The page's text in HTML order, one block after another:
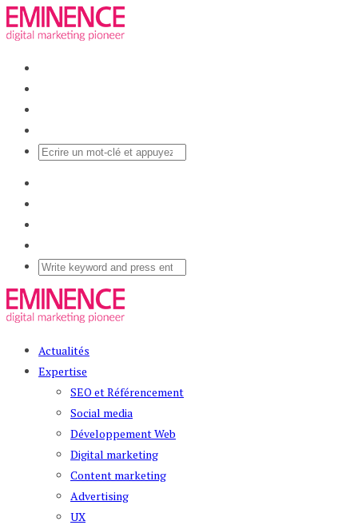
Actualités
Expertise
SEO et Référencement
Social media
Développement Web
Digital marketing
Content marketing
Advertising
UX